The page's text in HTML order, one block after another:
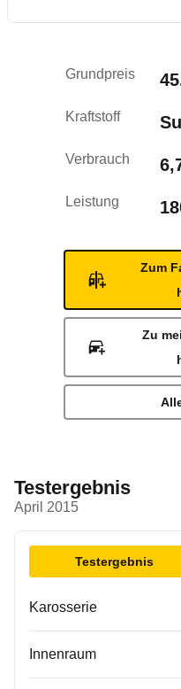
Grundpreis
Kraftstoff
Verbrauch
Leistung
Zum
Zu
Testergebnis
April 2015
Testergebnis
Karosserie
Innenraum